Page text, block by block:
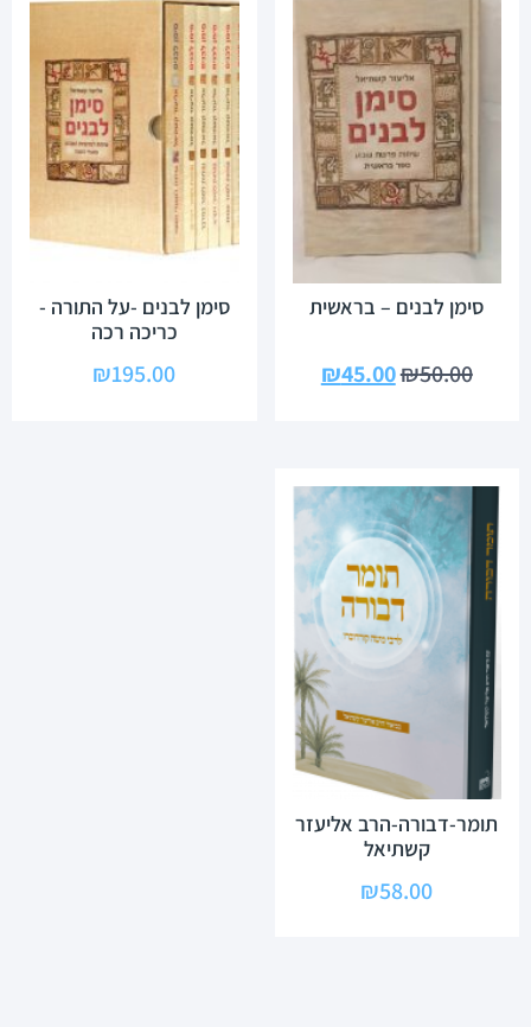
סימן לבנים – בראשית
₪50.00
₪45.00
סימן לבנים -על התורה -
כריכה רכה
₪195.00
תומר-דבורה-הרב אליעזר
קשתיאל
₪58.00